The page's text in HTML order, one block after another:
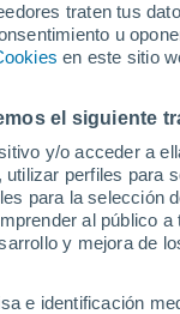
traten tus
u
en este sitio
el siguiente
y/o acceder a
perfiles para
para la selección
al público
y mejora de
e identificación
Lopes
Los
baja